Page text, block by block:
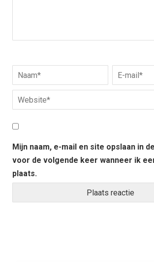
Mijn naam, e-mail en site opslaan in
voor de volgende keer wanneer ik
plaats.